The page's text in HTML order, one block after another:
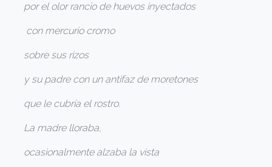
por el olor rancio de huevos inyectados
con mercurio cromo
sobre sus rizos
y su padre con un antifaz de moretones
que le cubría el rostro.
La madre lloraba,
ocasionalmente alzaba la vista